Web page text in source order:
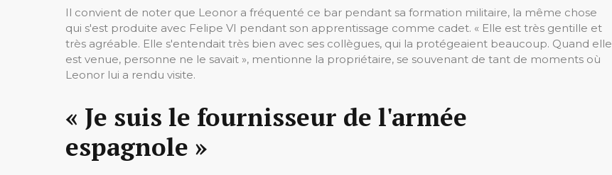
Il convient de noter que Leonor a fréquenté ce bar pendant sa formation militaire, la même chose
qui s'est produite avec Felipe VI pendant son apprentissage comme cadet. « Elle est très gentille et
très agréable. Elle s'entendait très bien avec ses collègues, qui la protégeaient beaucoup. Quand elle
est venue, personne ne le savait », mentionne la propriétaire, se souvenant de tant de moments où
Leonor lui a rendu visite.
« Je suis le fournisseur de l'armée
espagnole »